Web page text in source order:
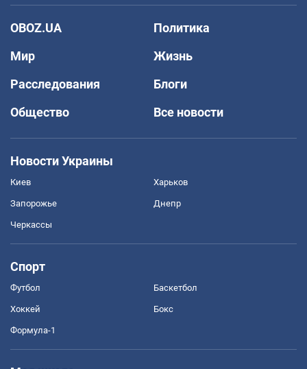
OBOZ.UA
Политика
Мир
Жизнь
Расследования
Блоги
Общество
Все новости
Новости Украины
Киев Харьков
Запорожье Днепр
Черкассы
Спорт
Футбол Баскетбол
Хоккей Бокс
Формула-1